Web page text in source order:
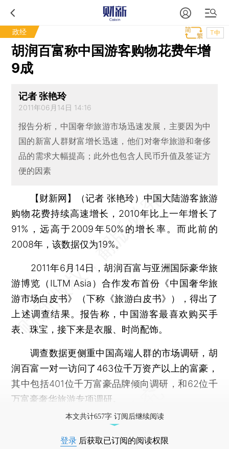
政经 T中
胡润百富称中国游客购物花费年增
9成
记者 张艳玲
2011年06月14日 14:16
报告分析，中国奢华旅游市场迅速发展，主要因为中
国的新富人群财富增长迅速，他们对奢华旅游和奢侈
品的需求大幅提高；此外也包含人民币升值及签证方
便的因素
【财新网】（记者 张艳玲） 中国大陆游客旅游
购物花费持续高速增长，2010年比上一年增长了
91%，远高于2009年50%的增长率。而此前的
2008年，该数据仅为19%。
2011年6月14日，胡润百富与亚洲国际豪华旅
游博览（ILTM Asia）合作发布首份《中国奢华旅
游市场白皮书》（下称《旅游白皮书》），得出了
上述调查结果。报告称，中国游客最喜欢购买手
表、珠宝，接下来是衣服、时尚配饰。
调查数据更侧重中国高端人群的市场调研，胡
润百富一对一访问了463位千万资产以上的富豪，
其中包括401位千万富豪品牌倾向调研，和62位千
万富豪奢华旅游专项调研。
本文共计657字 订阅后继续阅读
登录 后获取已订阅的阅读权限